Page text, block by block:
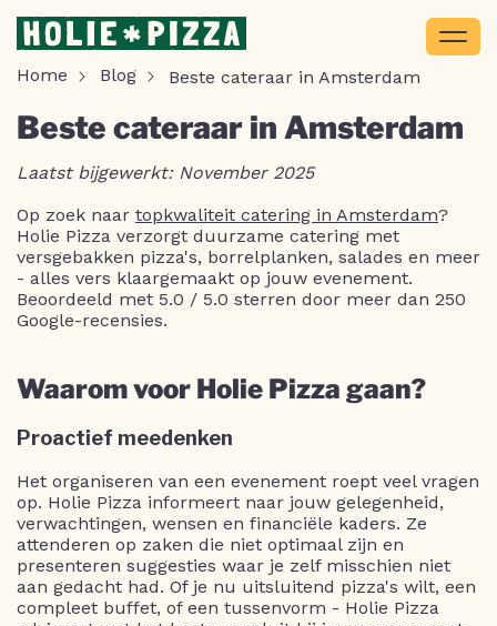
Home Blog Beste cateraar in Amsterdam
Beste cateraar in Amsterdam
Laatst bijgewerkt: November 2025
Op zoek naar topkwaliteit catering in Amsterdam?
Holie Pizza verzorgt duurzame catering met
versgebakken pizza's, borrelplanken, salades en meer
- alles vers klaargemaakt op jouw evenement.
Beoordeeld met 5.0 / 5.0 sterren door meer dan 250
Google-recensies.
Waarom voor Holie Pizza gaan?
Proactief meedenken
Het organiseren van een evenement roept veel vragen
op. Holie Pizza informeert naar jouw gelegenheid,
verwachtingen, wensen en financiële kaders. Ze
attenderen op zaken die niet optimaal zijn en
presenteren suggesties waar je zelf misschien niet
aan gedacht had. Of je nu uitsluitend pizza's wilt, een
compleet buffet, of een tussenvorm - Holie Pizza